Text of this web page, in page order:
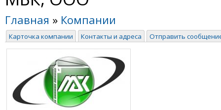
Главная » Компании
Карточка компании Контакты и адреса Отправить